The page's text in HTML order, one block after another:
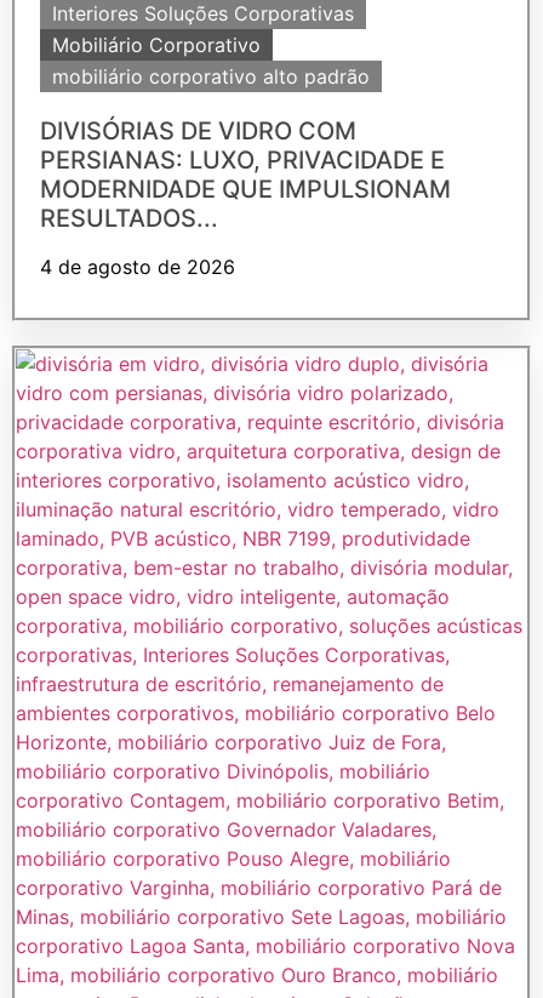
Interiores Soluções Corporativas
Mobiliário Corporativo
mobiliário corporativo alto padrão
DIVISÓRIAS DE VIDRO COM
PERSIANAS: LUXO, PRIVACIDADE E
MODERNIDADE QUE IMPULSIONAM
RESULTADOS...
4 de agosto de 2026